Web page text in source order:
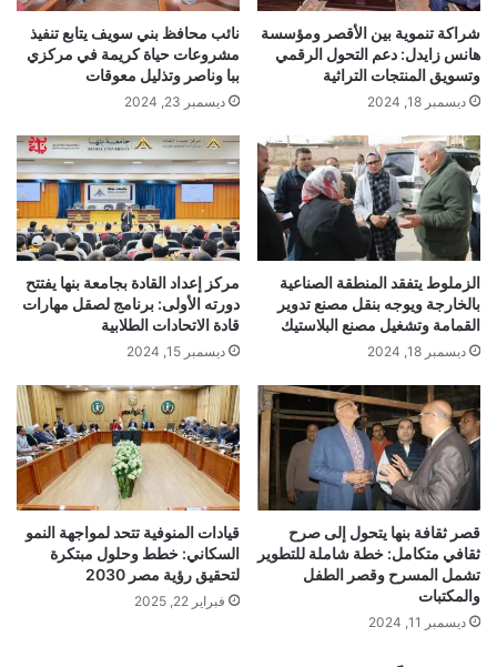
شراكة تنموية بين الأقصر ومؤسسة
هانس زايدل: دعم التحول الرقمي
وتسويق المنتجات التراثية
ديسمبر 18, 2024
نائب محافظ بني سويف يتابع تنفيذ
مشروعات حياة كريمة في مركزي
ببا وناصر وتذليل معوقات
ديسمبر 23, 2024
الزملوط يتفقد المنطقة الصناعية
بالخارجة ويوجه بنقل مصنع تدوير
القمامة وتشغيل مصنع البلاستيك
ديسمبر 18, 2024
مركز إعداد القادة بجامعة بنها يفتتح
دورته الأولى: برنامج لصقل مهارات
قادة الاتحادات الطلابية
ديسمبر 15, 2024
قصر ثقافة بنها يتحول إلى صرح
ثقافي متكامل: خطة شاملة للتطوير
تشمل المسرح وقصر الطفل
والمكتبات
ديسمبر 11, 2024
قيادات المنوفية تتحد لمواجهة النمو
السكاني: خطط وحلول مبتكرة
لتحقيق رؤية مصر 2030
فبراير 22, 2025